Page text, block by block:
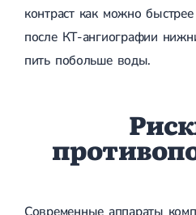
контраст как можно
после КТ-ангиографии
пить побольше воды.